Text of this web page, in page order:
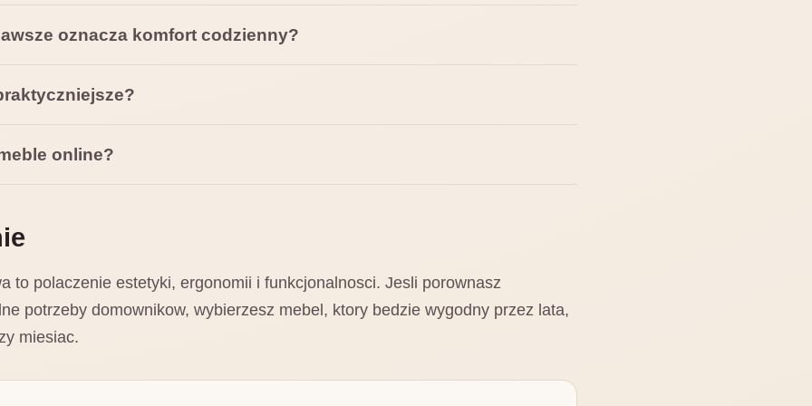
oznacza komfort codzienny?
online?
to polaczenie estetyki, ergonomii i funkcjonalnosci. Jesli porownasz
potrzeby domownikow, wybierzesz mebel, ktory bedzie wygodny przez lata,
miesiac.